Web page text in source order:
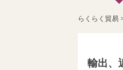
らくらく貿易
輸出、